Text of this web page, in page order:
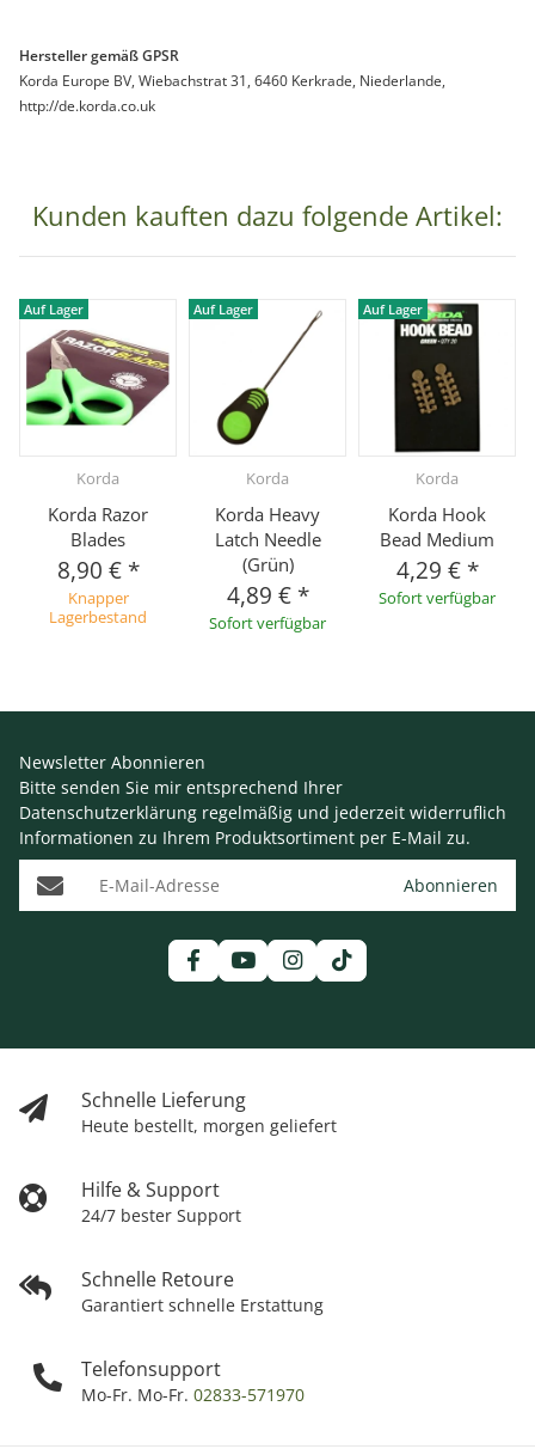
Hersteller gemäß GPSR
Korda Europe BV, Wiebachstrat 31, 6460 Kerkrade, Niederlande,
http://de.korda.co.uk
Kunden kauften dazu folgende Artikel:
Auf Lager
Korda
Korda Razor
Blades
8,90 € *
Knapper
Lagerbestand
Auf Lager
Korda
Korda Heavy
Latch Needle
(Grün)
4,89 € *
Sofort verfügbar
Auf Lager
Korda
Korda Hook
Bead Medium
4,29 € *
Sofort verfügbar
Schnelle Lieferung
Heute bestellt, morgen geliefert
Hilfe & Support
24/7 bester Support
Schnelle Retoure
Garantiert schnelle Erstattung
Telefonsupport
Mo-Fr. Mo-Fr. 02833-571970
Newsletter Abonnieren
Bitte senden Sie mir entsprechend Ihrer
Datenschutzerklärung regelmäßig und jederzeit widerruflich
Informationen zu Ihrem Produktsortiment per E-Mail zu.
E-Mail-Adresse Abonnieren